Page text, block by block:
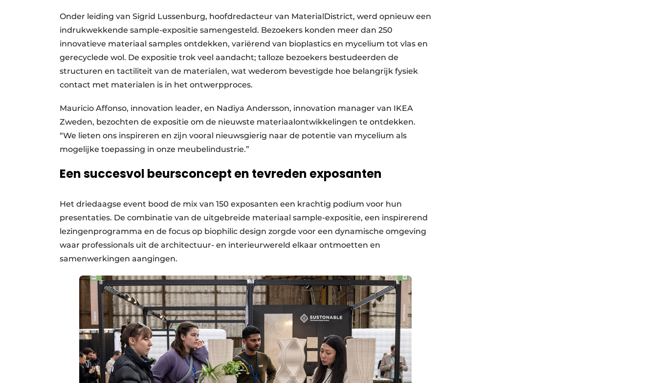
Onder leiding van Sigrid Lussenburg, hoofdredacteur van MaterialDistrict, werd opnieuw een
indrukwekkende sample-expositie samengesteld. Bezoekers konden meer dan 250
innovatieve materiaal samples ontdekken, variërend van bioplastics en mycelium tot vlas en
gerecyclede wol. De expositie trok veel aandacht; talloze bezoekers bestudeerden de
structuren en tactiliteit van de materialen, wat wederom bevestigde hoe belangrijk fysiek
contact met materialen is in het ontwerpproces.
Mauricio Affonso, innovation leader, en Nadiya Andersson, innovation manager van IKEA
Zweden, bezochten de expositie om de nieuwste materiaalontwikkelingen te ontdekken.
“We lieten ons inspireren en zijn vooral nieuwsgierig naar de potentie van mycelium als
mogelijke toepassing in onze meubelindustrie.”
Een succesvol beursconcept en tevreden exposanten
Het driedaagse event bood de mix van 150 exposanten een krachtig podium voor hun
presentaties. De combinatie van de uitgebreide materiaal sample-expositie, een inspirerend
lezingenprogramma en de focus op biophilic design zorgde voor een dynamische omgeving
waar professionals uit de architectuur- en interieurwereld elkaar ontmoetten en
samenwerkingen aangingen.